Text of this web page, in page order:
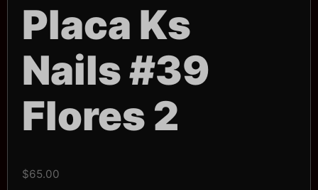
Placa Ks
Nails #39
Flores 2
$65.00